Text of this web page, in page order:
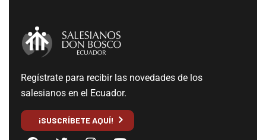
Regístrate para recibir las novedades de los
salesianos en el Ecuador.
¡SUSCRÍBETE AQUÍ!